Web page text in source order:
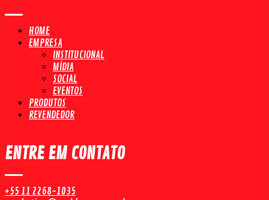
HOME
EMPRESA
INSTITUCIONAL
MÍDIA
SOCIAL
EVENTOS
PRODUTOS
REVENDEDOR
ENTRE EM CONTATO
+55 11 2268-1035